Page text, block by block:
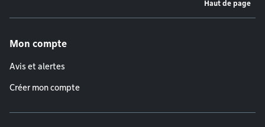
Haut de page
Mon compte
Avis et alertes
Créer mon compte